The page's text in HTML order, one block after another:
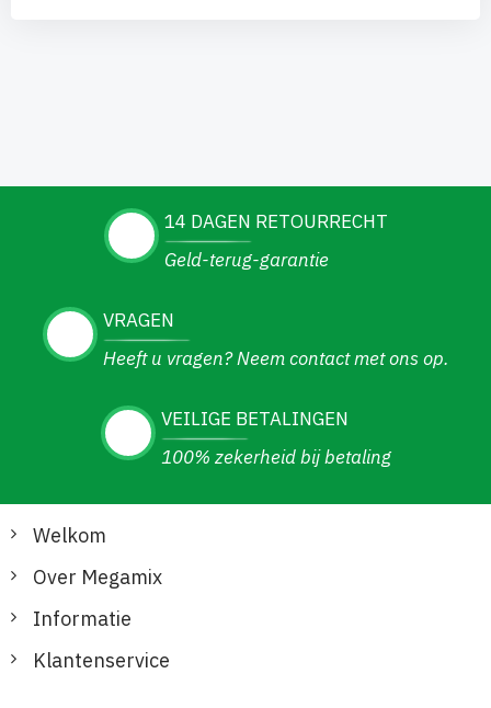
14 DAGEN RETOURRECHT
Geld-terug-garantie
VRAGEN
Heeft u vragen? Neem contact met ons op.
VEILIGE BETALINGEN
100% zekerheid bij betaling
Welkom
Over Megamix
Informatie
Klantenservice